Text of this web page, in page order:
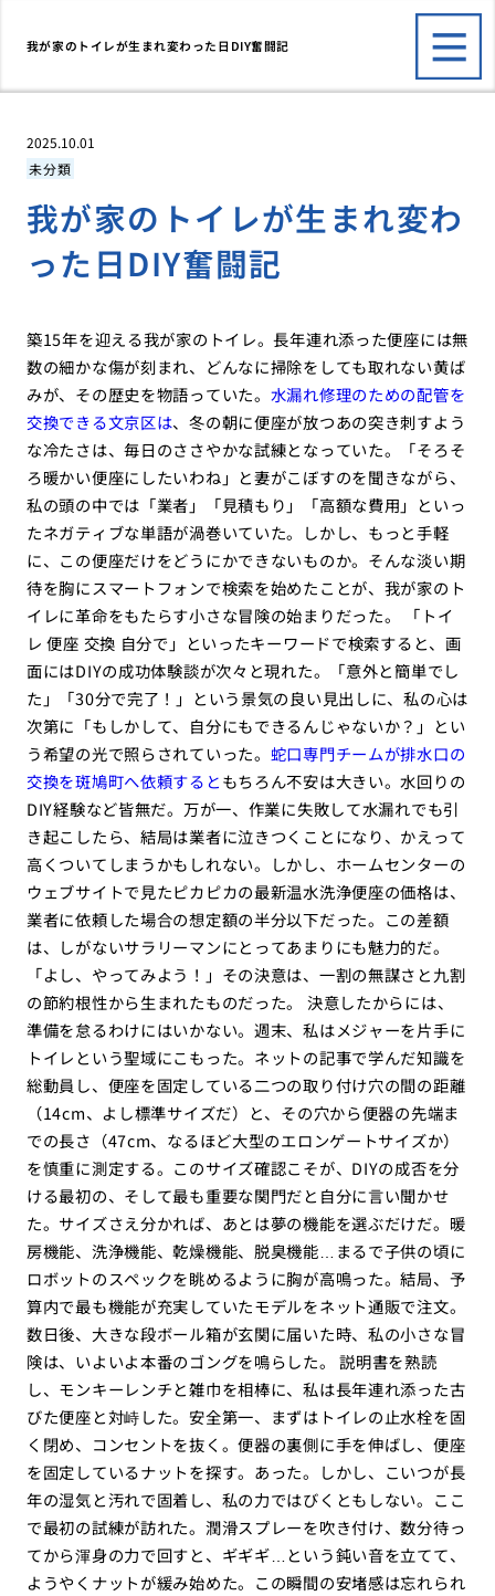
我が家のトイレが生まれ変わった日DIY奮闘記
2025.10.01
未分類
我が家のトイレが生まれ変わ
った日DIY奮闘記
築15年を迎える我が家のトイレ。長年連れ添った便座には無
数の細かな傷が刻まれ、どんなに掃除をしても取れない黄ば
みが、その歴史を物語っていた。 水漏れ修理のための配管を
交換できる文京区は、冬の朝に便座が放つあの突き刺すよう
な冷たさは、毎日のささやかな試練となっていた。「そろそ
ろ暖かい便座にしたいわね」と妻がこぼすのを聞きながら、
私の頭の中では「業者」「見積もり」「高額な費用」といっ
たネガティブな単語が渦巻いていた。しかし、もっと手軽
に、この便座だけをどうにかできないものか。そんな淡い期
待を胸にスマートフォンで検索を始めたことが、我が家のト
イレに革命をもたらす小さな冒険の始まりだった。 「トイ
レ 便座 交換 自分で」といったキーワードで検索すると、画
面にはDIYの成功体験談が次々と現れた。「意外と簡単でし
た」「30分で完了！」という景気の良い見出しに、私の心は
次第に「もしかして、自分にもできるんじゃないか？」とい
う希望の光で照らされていった。 蛇口専門チームが排水口の
交換を斑鳩町へ依頼するともちろん不安は大きい。水回りの
DIY経験など皆無だ。万が一、作業に失敗して水漏れでも引
き起こしたら、結局は業者に泣きつくことになり、かえって
高くついてしまうかもしれない。しかし、ホームセンターの
ウェブサイトで見たピカピカの最新温水洗浄便座の価格は、
業者に依頼した場合の想定額の半分以下だった。この差額
は、しがないサラリーマンにとってあまりにも魅力的だ。
「よし、やってみよう！」その決意は、一割の無謀さと九割
の節約根性から生まれたものだった。 決意したからには、
準備を怠るわけにはいかない。週末、私はメジャーを片手に
トイレという聖域にこもった。ネットの記事で学んだ知識を
総動員し、便座を固定している二つの取り付け穴の間の距離
（14cm、よし標準サイズだ）と、その穴から便器の先端ま
での長さ（47cm、なるほど大型のエロンゲートサイズか）
を慎重に測定する。このサイズ確認こそが、DIYの成否を分
ける最初の、そして最も重要な関門だと自分に言い聞かせ
た。サイズさえ分かれば、あとは夢の機能を選ぶだけだ。暖
房機能、洗浄機能、乾燥機能、脱臭機能…まるで子供の頃に
ロボットのスペックを眺めるように胸が高鳴った。結局、予
算内で最も機能が充実していたモデルをネット通販で注文。
数日後、大きな段ボール箱が玄関に届いた時、私の小さな冒
険は、いよいよ本番のゴングを鳴らした。 説明書を熟読
し、モンキーレンチと雑巾を相棒に、私は長年連れ添った古
びた便座と対峙した。安全第一、まずはトイレの止水栓を固
く閉め、コンセントを抜く。便器の裏側に手を伸ばし、便座
を固定しているナットを探す。あった。しかし、こいつが長
年の湿気と汚れで固着し、私の力ではびくともしない。ここ
で最初の試練が訪れた。潤滑スプレーを吹き付け、数分待っ
てから渾身の力で回すと、ギギギ…という鈍い音を立てて、
ようやくナットが緩み始めた。この瞬間の安堵感は忘れられ